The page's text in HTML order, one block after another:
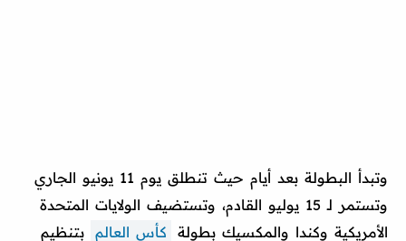
وتبدأ البطولة بعد أيام حيث تنطلق يوم 11 يونيو الجاري
وتستمر لـ 15 يوليو القادم، وتستضيف الولايات المتحدة
الأمريكية وكندا والمكسيك بطولة
كأس العالم بتنظيم